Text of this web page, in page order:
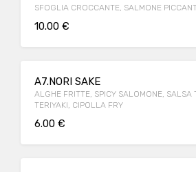
SFOGLIA CROCCANTE, SALMONE
10.00 €
A7.NORI SAKE
ALGHE FRITTE, SPICY SALOMONE, SALSA
TERIYAKI, CIPOLLA FRY
6.00 €